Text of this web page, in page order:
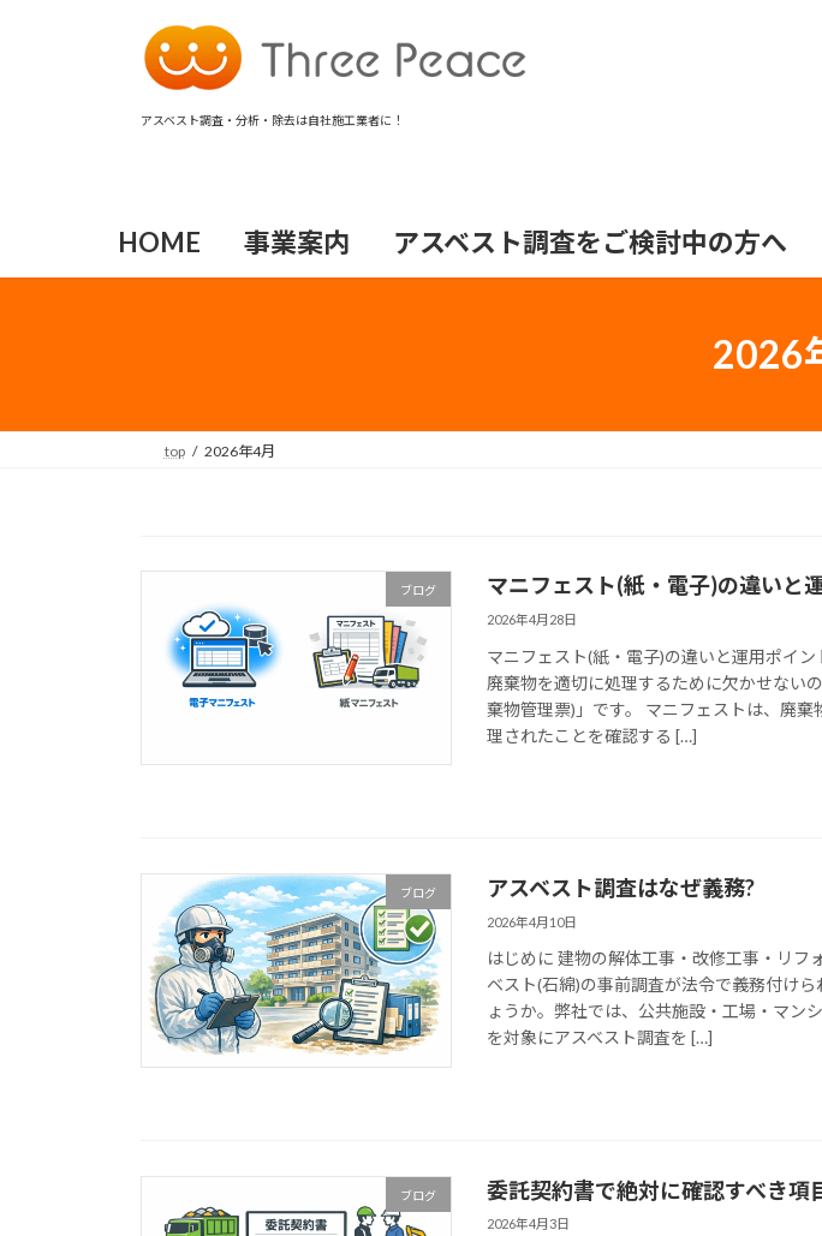
プ
動
アスベスト調査・分析・除去は自社施工業者に！
HOME 事業案内 アスベスト調査をご検討中の方へ
2026
top 2026年4月
ブログ マニフェスト(紙・電子)の違いと
2026年4月28日
マニフェスト(紙・電子)の違いと運用ポイ
廃棄物を適切に処理するために欠かせない
棄物管理票)」です。 マニフェストは、廃棄
理されたことを確認する […]
ブログ アスベスト調査はなぜ義務?
2026年4月10日
はじめに 建物の解体工事・改修工事・リフ
ベスト(石綿)の事前調査が法令で義務付け
ょうか。弊社では、公共施設・工場・マン
を対象にアスベスト調査を […]
ブログ 委託契約書で絶対に確認すべき項
2026年4月3日